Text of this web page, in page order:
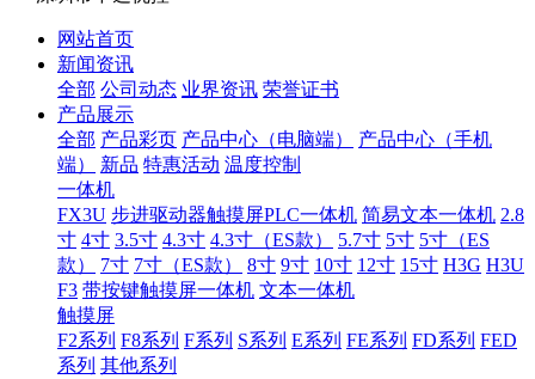
网站首页
新闻资讯
全部 公司动态 业界资讯 荣誉证书
产品展示
全部 产品彩页 产品中心（电脑端）
产品中心（手机
端）
新品 特惠活动 温度控制
一体机
FX3U 步进驱动器触摸屏PLC一体机 简易文本一体机 2.8
寸 4寸 3.5寸 4.3寸 4.3寸（ES款） 5.7寸 5寸 5寸（ES
款）
7寸 7寸（ES款） 8寸 9寸 10寸 12寸 15寸 H3G H3U
F3 带按键触摸屏一体机 文本一体机
触摸屏
F2系列 F8系列 F系列 S系列 E系列 FE系列 FD系列 FED
系列 其他系列